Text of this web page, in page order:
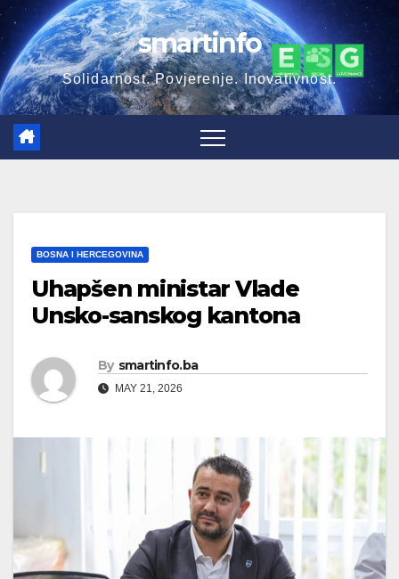
Skip
to
content
smartinfo
Solidarnost. Povjerenje. Inovativnost.
BOSNA I HERCEGOVINA
Uhapšen ministar Vlade
Unsko-sanskog kantona
By smartinfo.ba
MAY 21, 2026